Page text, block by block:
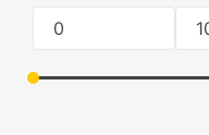
Смеситель для